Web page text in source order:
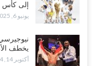
إلى كأس
يونيو 6, 2025
يخطف
أكتوبر 14, 2024